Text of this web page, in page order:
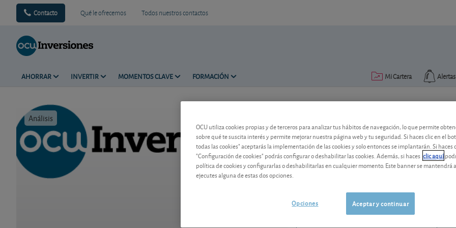
Contacto Qué le ofrecemos Todos nuestros contactos
AHORRAR INVERTIR MOMENTOS CLAVE FORMACIÓN Alertas
Mi Cartera
Análisis
Cambio de consejo para la
La buena ejecución de la estrategia
encima del sector europeo.
06/08/2026 Ámsterdam
OCU utiliza cookies propias y de terceros para analizar tus hábitos de navegación, lo que permite
sobre qué te suscita interés y permite mejorar nuestra página web y tu seguridad. Si haces clic en el
todas las cookies" aceptarás la implementación de las cookies y solo entonces se implantarán. Si haces
"Configuración de cookies" podrás configurar o deshabilitar las cookies. Además, si haces clic aquí
política de cookies y configurarlas o deshabilitarlas en cualquier momento. Este banner se mantendrá
ejecutes alguna de estas dos opciones.
Aceptar y continuar
Opciones